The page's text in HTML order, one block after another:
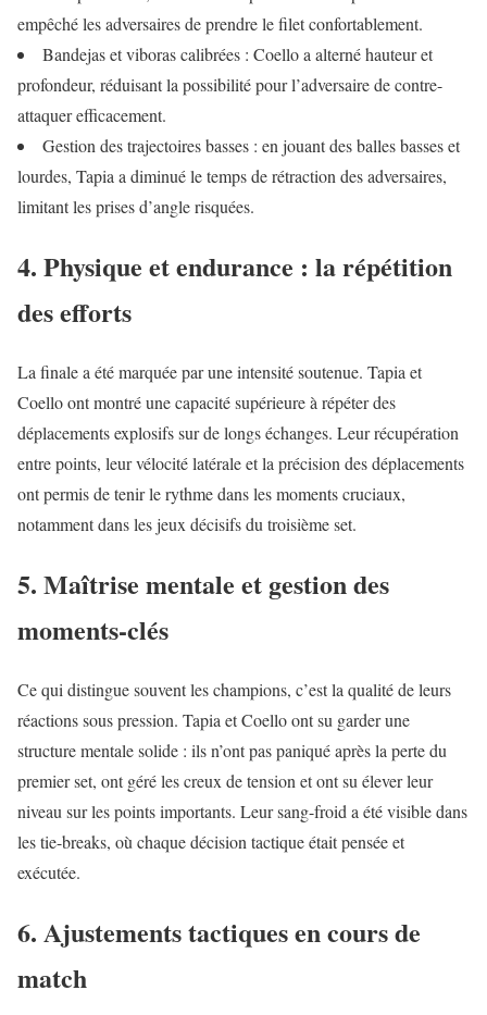
empêché les adversaires de prendre le filet confortablement.
Bandejas et viboras calibrées : Coello a alterné hauteur et
profondeur, réduisant la possibilité pour l’adversaire de contre-
attaquer efficacement.
Gestion des trajectoires basses : en jouant des balles basses et
lourdes, Tapia a diminué le temps de rétraction des adversaires,
limitant les prises d’angle risquées.
4. Physique et endurance : la répétition
des efforts
La finale a été marquée par une intensité soutenue. Tapia et
Coello ont montré une capacité supérieure à répéter des
déplacements explosifs sur de longs échanges. Leur récupération
entre points, leur vélocité latérale et la précision des déplacements
ont permis de tenir le rythme dans les moments cruciaux,
notamment dans les jeux décisifs du troisième set.
5. Maîtrise mentale et gestion des
moments-clés
Ce qui distingue souvent les champions, c’est la qualité de leurs
réactions sous pression. Tapia et Coello ont su garder une
structure mentale solide : ils n’ont pas paniqué après la perte du
premier set, ont géré les creux de tension et ont su élever leur
niveau sur les points importants. Leur sang-froid a été visible dans
les tie-breaks, où chaque décision tactique était pensée et
exécutée.
6. Ajustements tactiques en cours de
match